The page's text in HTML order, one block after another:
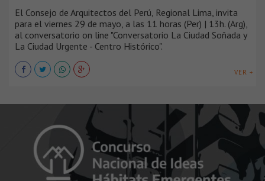
El Consejo de Arquitectos del Perú, Regional Lima, invita
para el viernes 29 de mayo, a las 11 horas (Per) | 13h. (Arg),
al conversatorio on line "Conversatorio La Ciudad Soñada y
La Ciudad Urgente - Centro Histórico".
VER +